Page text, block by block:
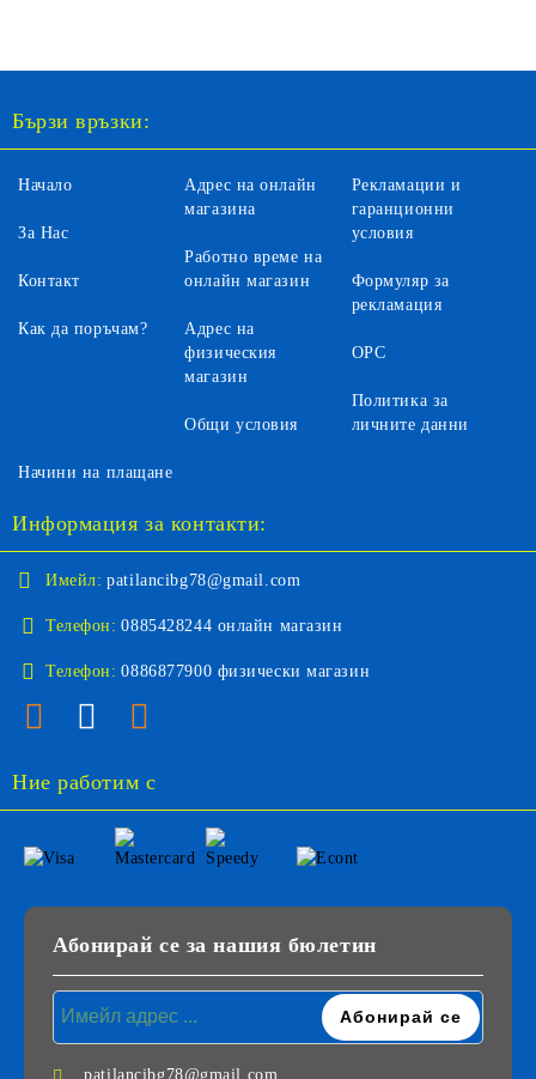
Бързи връзки:
Начало
За Нас
Контакт
Как да поръчам?
Адрес на онлайн
магазина
Работно време на
онлайн магазин
Адрес на
физическия
магазин
Общи условия
Рекламации и
гаранционни
условия
Формуляр за
рекламация
ОРС
Политика за
личните данни
Начини на плащане
Информация за контакти:
Имейл: patilancibg78@gmail.com
Телефон: 0885428244 онлайн магазин
Телефон: 0886877900 физически магазин
Ние работим с
Абонирай се за нашия бюлетин
patilancibg78@gmail.com